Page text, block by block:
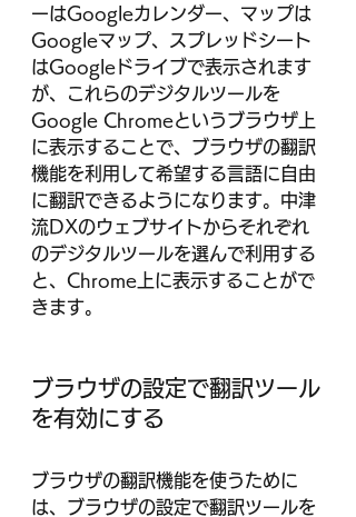
ーはGoogleカレンダー、マップは
Googleマップ、スプレッドシート
はGoogleドライブで表示されます
が、これらのデジタルツールを
Google Chromeというブラウザ上
に表示することで、ブラウザの翻訳
機能を利用して希望する言語に自由
に翻訳できるようになります。中津
流DXのウェブサイトからそれぞれ
のデジタルツールを選んで利用する
と、Chrome上に表示することがで
きます。
ブラウザの設定で翻訳ツール
を有効にする
ブラウザの翻訳機能を使うために
は、ブラウザの設定で翻訳ツールを